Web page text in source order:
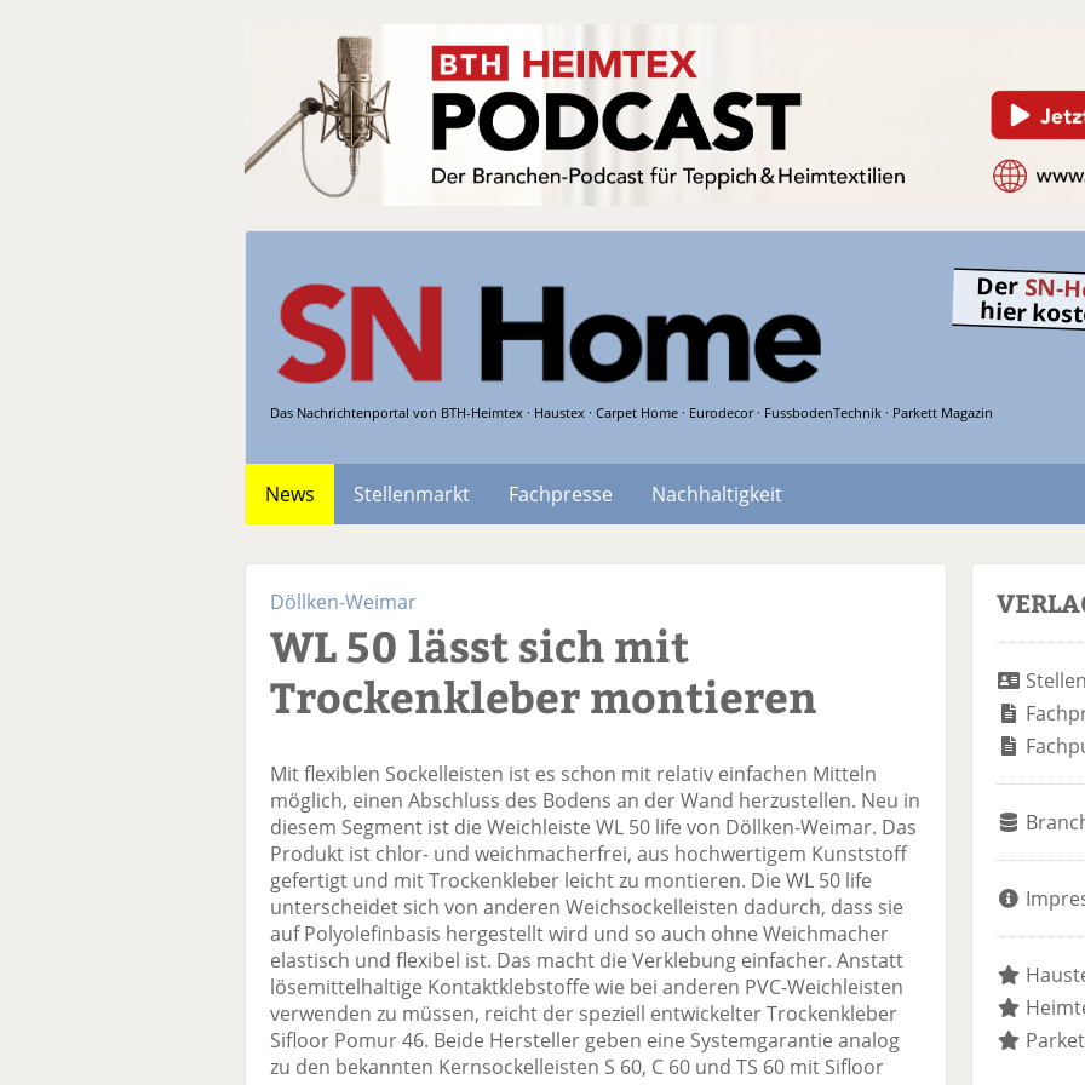
Das Nachrichtenportal von BTH-Heimtex · Haustex · Carpet Home · Eurodecor · FussbodenTechnik · Parkett Magazin
Der SN-
hier
News Stellenmarkt Fachpresse
Nachhaltigkeit
Döllken-Weimar
WL 50 lässt sich mit
Trockenkleber montieren
Mit flexiblen Sockelleisten ist es schon mit relativ einfachen Mitteln
möglich, einen Abschluss des Bodens an der Wand herzustellen. Neu in
diesem Segment ist die Weichleiste WL 50 life von Döllken-Weimar. Das
Produkt ist chlor- und weichmacherfrei, aus hochwertigem Kunststoff
gefertigt und mit Trockenkleber leicht zu montieren. Die WL 50 life
unterscheidet sich von anderen Weichsockelleisten dadurch, dass sie
auf Polyolefinbasis hergestellt wird und so auch ohne Weichmacher
elastisch und flexibel ist. Das macht die Verklebung einfacher. Anstatt
lösemittelhaltige Kontaktklebstoffe wie bei anderen PVC-Weichleisten
verwenden zu müssen, reicht der speziell entwickelter Trockenkleber
Sifloor Pomur 46. Beide Hersteller geben eine Systemgarantie analog
zu den bekannten Kernsockelleisten S 60, C 60 und TS 60 mit Sifloor